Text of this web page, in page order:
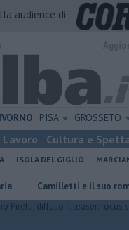
audience di
PISA GROSSETO
Lavoro Cultura e
ISOLA DEL GIGLIO
Camilletti e il suo romanzo